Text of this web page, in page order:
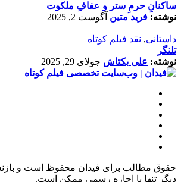
ساکنانِ حرمِ ستر و عفافِ ملکوت
نوشته: فرید متین آگوست 2, 2025
داستانی, نقد فیلم کوتاه
تلنگر
نوشته: علی بکتاش جولای 29, 2025
حقوق مطالب برای فیدان محفوظ است و
دیگر تنها با اجازه رسمی ممکن است.